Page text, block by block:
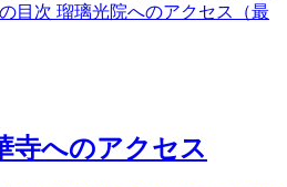
目次 瑠璃光院へのアクセス（最
寺へのアクセス